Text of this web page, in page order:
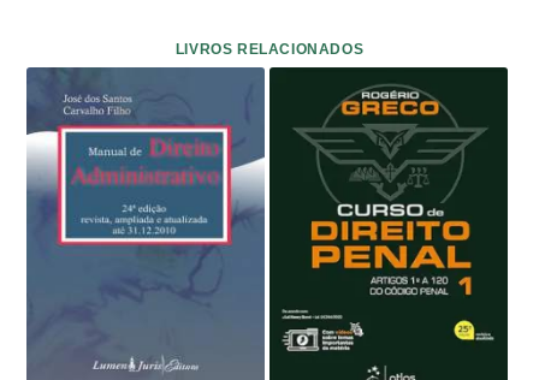
LIVROS RELACIONADOS